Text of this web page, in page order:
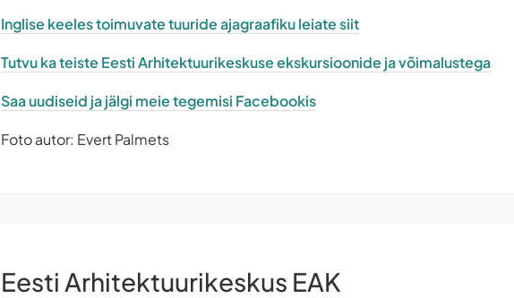
Inglise keeles toimuvate tuuride ajagraafiku leiate siit
Tutvu ka teiste Eesti Arhitektuurikeskuse ekskursioonide ja võimalustega
Saa uudiseid ja jälgi meie tegemisi Facebookis
Foto autor: Evert Palmets
Eesti Arhitektuurikeskus EAK